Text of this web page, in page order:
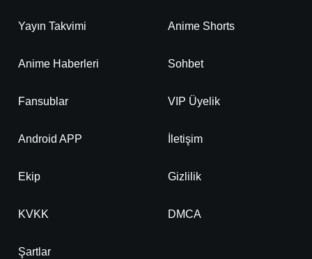
Yayın Takvimi Anime Shorts
Anime Haberleri Sohbet
Fansublar VIP Üyelik
Android APP İletişim
Ekip Gizlilik
KVKK DMCA
Şartlar